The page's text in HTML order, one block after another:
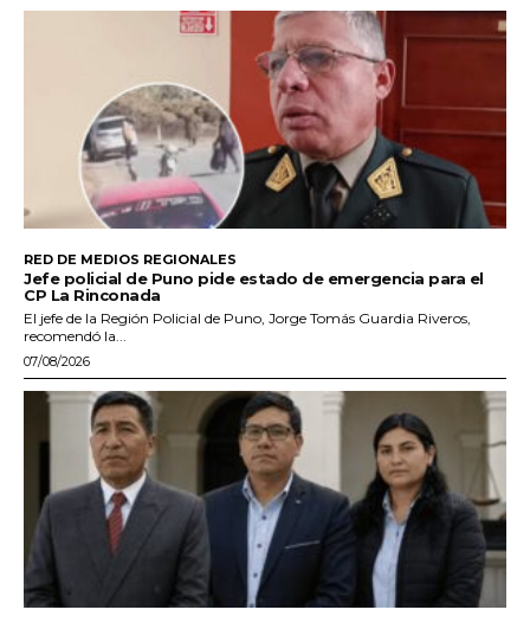
RED DE MEDIOS REGIONALES
Jefe policial de Puno pide estado de emergencia para el
CP La Rinconada
El jefe de la Región Policial de Puno, Jorge Tomás Guardia Riveros,
recomendó la...
07/08/2026